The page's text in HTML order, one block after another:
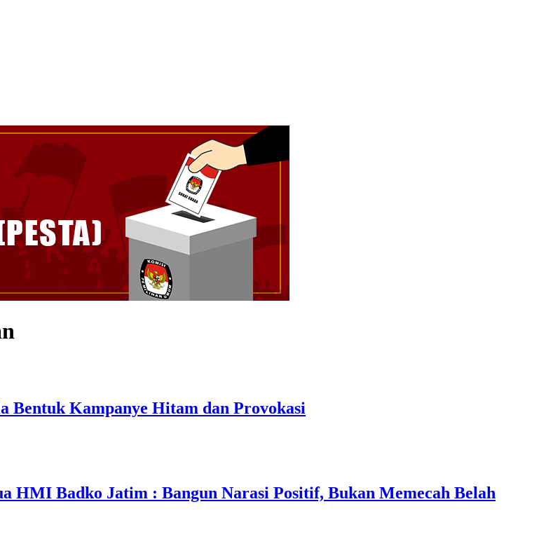
Bentuk Kampanye Hitam dan Provokasi
HMI Badko Jatim : Bangun Narasi Positif, Bukan Memecah Belah